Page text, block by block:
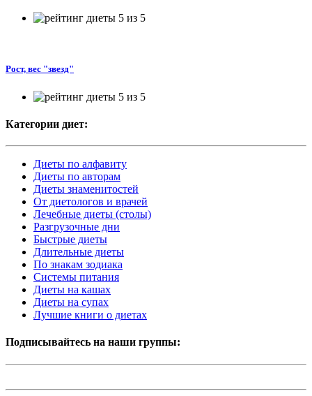
Рост, вес "звезд"
Категории диет:
Диеты по алфавиту
Диеты по авторам
Диеты знаменитостей
От диетологов и врачей
Лечебные диеты (столы)
Разгрузочные дни
Быстрые диеты
Длительные диеты
По знакам зодиака
Системы питания
Диеты на кашах
Диеты на супах
Лучшие книги о диетах
Подписывайтесь на наши группы: